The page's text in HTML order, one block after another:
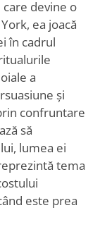
devine o
ea joacă
în cadrul
a
și
confruntare
să
lumea ei
tema
este prea